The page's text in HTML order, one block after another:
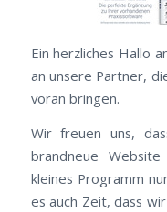
Ein herzliches Hallo
an unsere Partner,
voran bringen.
Wir freuen uns,
brandneue
kleines Programm
es auch Zeit, dass